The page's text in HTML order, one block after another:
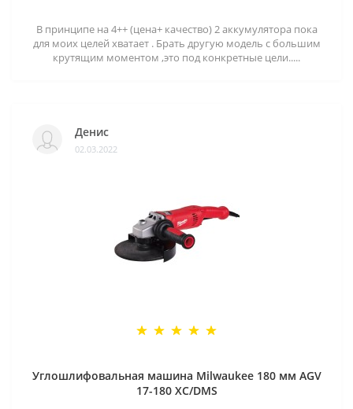
В принципе на 4++ (цена+ качество) 2 аккумулятора пока
для моих целей хватает . Брать другую модель с большим
крутящим моментом ,это под конкретные цели.....
Денис
02.03.2022
Углошлифовальная машина Milwaukee 180 мм AGV
17-180 XC/DMS